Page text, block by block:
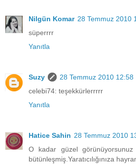
Nilgün Komar 28 Temmuz 2010
süperrrr
Yanıtla
Suzy
28 Temmuz 2010 12:58
celebi74: teşekkürlerrrrr
Yanıtla
Hatice Sahin 28 Temmuz 2010
O kadar güzel
bütünleşmiş.Yaratıcılığınıza